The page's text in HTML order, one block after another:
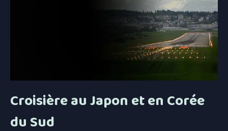
Croisière au Japon et en Corée
du Sud